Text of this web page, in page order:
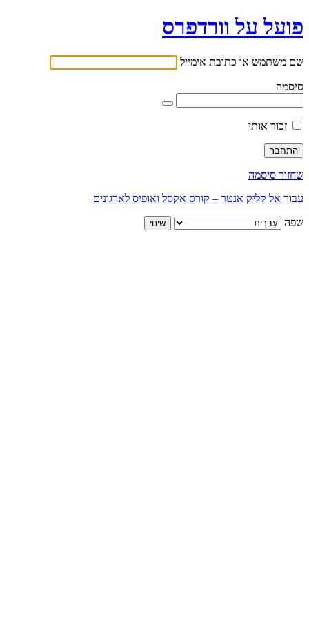
פועל על וורדפרס
שם משתמש או כתובת אימייל
סיסמה
זכור אותי
שחזור סיסמה
עבור אל קליק אנטר – קורס אקסל ואופיס לארגונים
שפה